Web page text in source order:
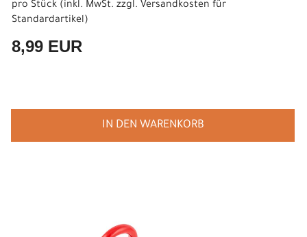
pro Stück (inkl. MwSt. zzgl. Versandkosten für
Standardartikel)
8,99 EUR
IN DEN WARENKORB